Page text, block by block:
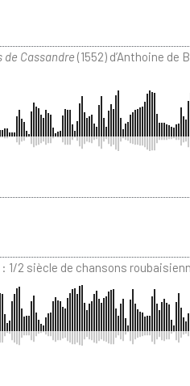
de Cassandre (1552) d’Anthoine
1/2 siècle de chansons